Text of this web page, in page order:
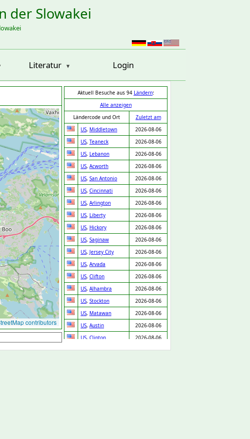
der Slowakei
Literatur Login
contributors
Aktuell Besuche aus 94 Ländern:
Alle anzeigen
Ländercode und Ort
Zuletzt am
US, Middletown
2026-08-06
US, Teaneck
2026-08-06
US, Lebanon
2026-08-06
US, Acworth
2026-08-06
US, San Antonio
2026-08-06
US, Cincinnati
2026-08-06
US, Arlington
2026-08-06
US, Liberty
2026-08-06
US, Hickory
2026-08-06
US, Saginaw
2026-08-06
US, Jersey City
2026-08-06
US, Arvada
2026-08-06
US, Clifton
2026-08-06
US, Alhambra
2026-08-06
US, Stockton
2026-08-06
US, Matawan
2026-08-06
US, Austin
2026-08-06
US, Clinton
2026-08-06
US,Chicago
2026-08-06